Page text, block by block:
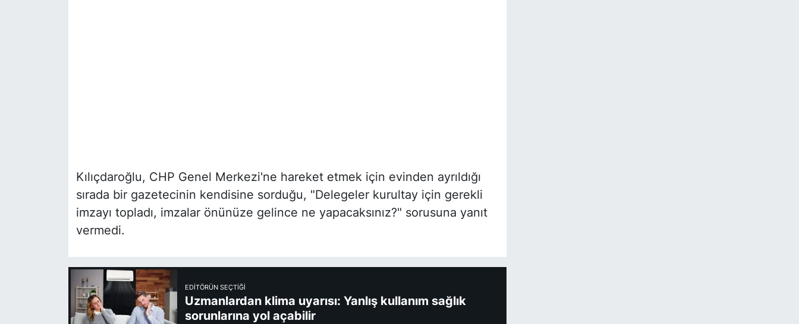
Kılıçdaroğlu, CHP Genel Merkezi'ne hareket etmek için evinden ayrıldığı
sırada bir gazetecinin kendisine sorduğu, "Delegeler kurultay için gerekli
imzayı topladı, imzalar önünüze gelince ne yapacaksınız?" sorusuna yanıt
vermedi.
EDITÖRÜN SEÇTIĞI
Uzmanlardan klima uyarısı: Yanlış kullanım sağlık
sorunlarına yol açabilir